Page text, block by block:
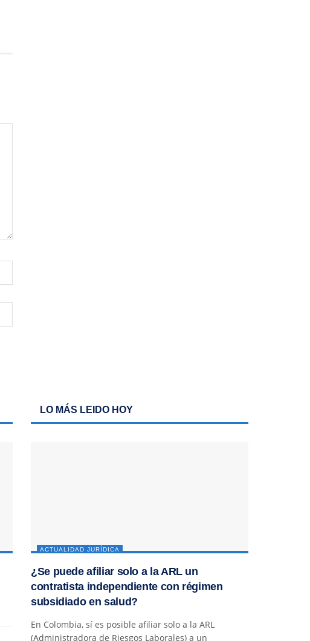
LO MÁS LEIDO HOY
ACTUALIDAD JURÍDICA
¿Se puede afiliar solo a la ARL un
contratista independiente con régimen
subsidiado en salud?
En Colombia, sí es posible afiliar solo a la ARL
(Administradora de Riesgos Laborales) a un